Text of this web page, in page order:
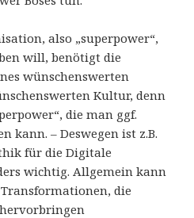
also „superpower“,
will, benötigt die
wünschenswerten
Kultur, denn
die man ggf.
– Deswegen ist z.B.
für die Digitale
wichtig. Allgemein kann
die